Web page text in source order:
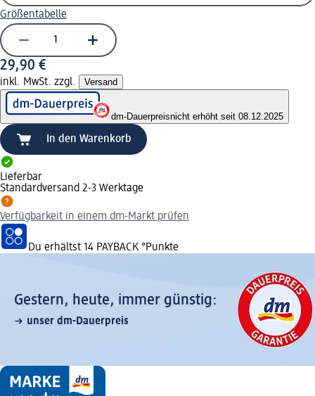
Größentabelle
29,90 €
inkl. MwSt. zzgl. Versand
dm-Dauerpreisnicht erhöht seit 08.12.2025
In den Warenkorb
Lieferbar
Standardversand 2-3 Werktage
Verfügbarkeit in einem dm-Markt prüfen
Du erhältst 14 PAYBACK °Punkte
Gestern, heute, immer günstig:
unser dm-Dauerpreis